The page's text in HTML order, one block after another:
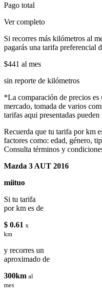
Pago total
Ver completo
Si recorres más kilómetros al
pagarás una tarifa preferencial
$441 al mes
sin reporte de kilómetros
*La comparación de precios es
mercado, tomada de varios
tarifas aqui presentadas pueden
Recuerda que tu tarifa por km
factores como: edad, género,
Consulta términos y
Mazda 3 AUT 2016
miituo
Si tu tarifa
por km es de
$ 0.61 x
km
y recorres un
aproximado de
300km al
mes